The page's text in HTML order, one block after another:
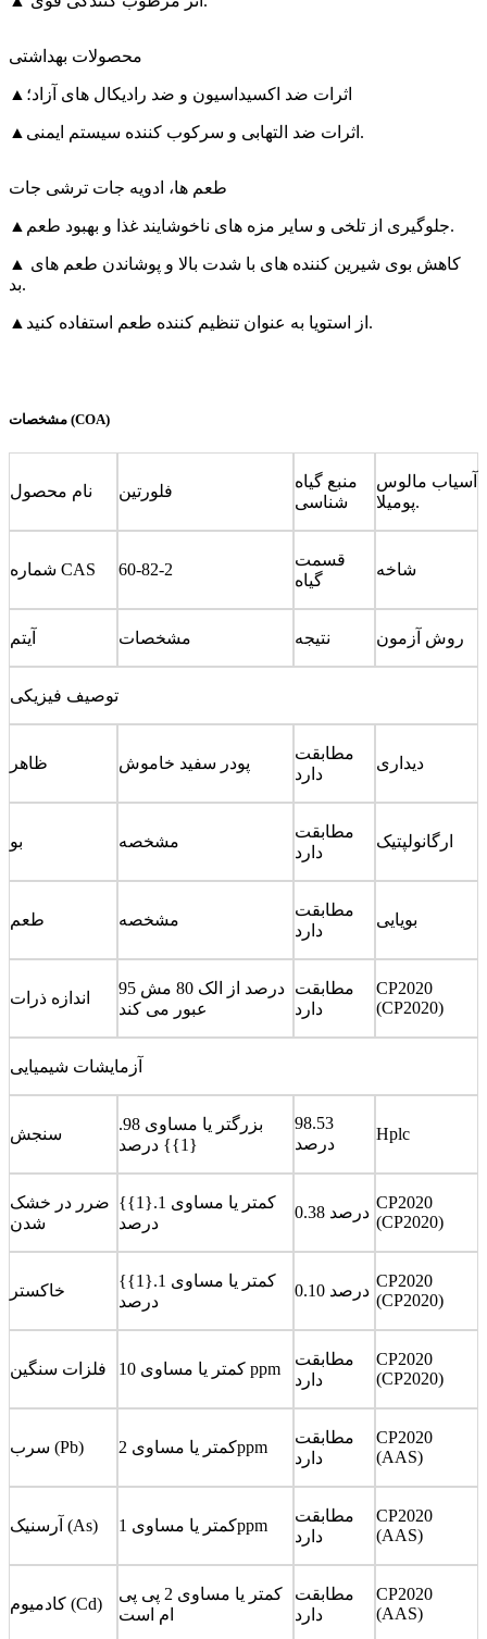
محصولات بهداشتی
▲ اثرات ضد اکسیداسیون و ضد رادیکال های آزاد؛
▲اثرات ضد التهابی و سرکوب کننده سیستم ایمنی.
طعم ها، ادویه جات ترشی جات
▲ جلوگیری از تلخی و سایر مزه های ناخوشایند غذا و بهبود طعم.
▲ کاهش بوی شیرین کننده های با شدت بالا و پوشاندن طعم های
بد.
▲از استویا به عنوان تنظیم کننده طعم استفاده کنید.
مشخصات (COA)
نام محصول فلورتین
منبع گیاه
شناسی
آسیاب مالوس
پومیلا.
شماره CAS 60-82-2
قسمت
گیاه
شاخه
آیتم مشخصات نتیجه روش آزمون
توصیف فیزیکی
ظاهر پودر سفید خاموش
مطابقت
دارد
دیداری
بو مشخصه
مطابقت
دارد
ارگانولپتیک
طعم مشخصه
مطابقت
دارد
بویایی
اندازه ذرات
95 درصد از الک 80 مش
عبور می کند
مطابقت
دارد
CP2020
(CP2020)
آزمایشات شیمیایی
سنجش
بزرگتر یا مساوی 98.
{1}} درصد
98.53
درصد
Hplc
ضرر در خشک
شدن
کمتر یا مساوی 1.{1}}
درصد
0.38 درصد
CP2020
(CP2020)
خاکستر
کمتر یا مساوی 1.{1}}
درصد
0.10 درصد
CP2020
(CP2020)
فلزات سنگین کمتر یا مساوی 10 ppm
مطابقت
دارد
CP2020
(CP2020)
سرب (Pb) کمتر یا مساوی 2ppm
مطابقت
دارد
CP2020
(AAS)
آرسنیک (As) کمتر یا مساوی 1ppm
مطابقت
دارد
CP2020
(AAS)
کادمیوم (Cd)
کمتر یا مساوی 2 پی پی
ام است
مطابقت
دارد
CP2020
(AAS)